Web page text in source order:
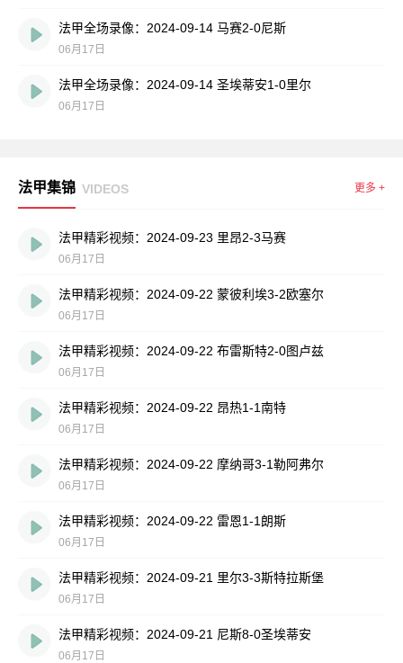
法甲全场录像：2024-09-14 马赛2-0尼斯
06月17日
法甲全场录像：2024-09-14 圣埃蒂安1-0里尔
06月17日
法甲集锦 VIDEOS 更多 +
法甲精彩视频：2024-09-23 里昂2-3马赛
06月17日
法甲精彩视频：2024-09-22 蒙彼利埃3-2欧塞尔
06月17日
法甲精彩视频：2024-09-22 布雷斯特2-0图卢兹
06月17日
法甲精彩视频：2024-09-22 昂热1-1南特
06月17日
法甲精彩视频：2024-09-22 摩纳哥3-1勒阿弗尔
06月17日
法甲精彩视频：2024-09-22 雷恩1-1朗斯
06月17日
法甲精彩视频：2024-09-21 里尔3-3斯特拉斯堡
06月17日
法甲精彩视频：2024-09-21 尼斯8-0圣埃蒂安
06月17日